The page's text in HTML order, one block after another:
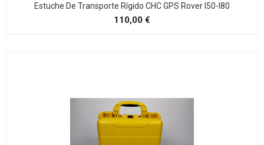
Estuche De Transporte Rígido CHC GPS Rover I50-I80
110,00 €